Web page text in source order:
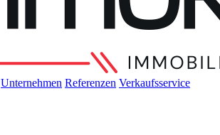
Unternehmen Referenzen Verkaufsservice